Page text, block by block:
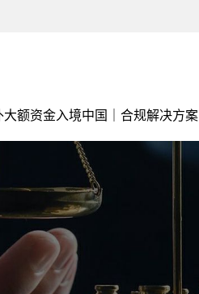
大额资金入境中国｜合规解决方案